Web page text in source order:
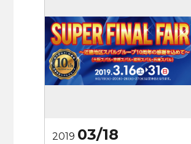
2019 03/18